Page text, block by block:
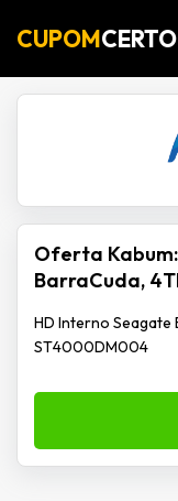
CUPOMCERTO
Oferta
BarraCuda,
HD Interno Seagate
ST4000DM004